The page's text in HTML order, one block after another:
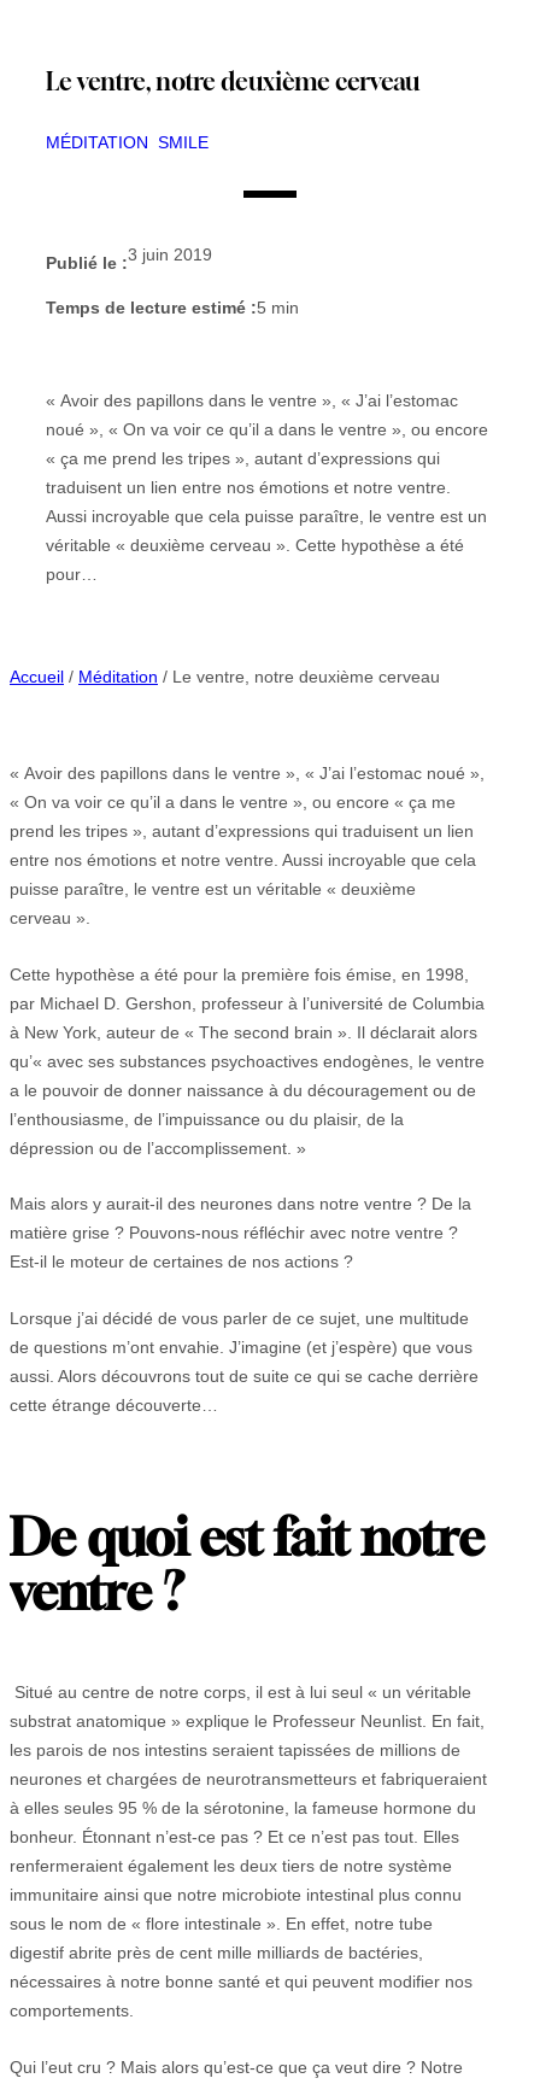
Le ventre, notre deuxième cerveau
MÉDITATION SMILE
Publié le :3 juin 2019
Temps de lecture estimé :5 min
« Avoir des papillons dans le ventre », « J’ai l’estomac
noué », « On va voir ce qu’il a dans le ventre », ou encore
« ça me prend les tripes », autant d’expressions qui
traduisent un lien entre nos émotions et notre ventre.
Aussi incroyable que cela puisse paraître, le ventre est un
véritable « deuxième cerveau ». Cette hypothèse a été
pour…
Accueil / Méditation / Le ventre, notre deuxième cerveau
« Avoir des papillons dans le ventre », « J’ai l’estomac noué »,
« On va voir ce qu’il a dans le ventre », ou encore « ça me
prend les tripes », autant d’expressions qui traduisent un lien
entre nos émotions et notre ventre. Aussi incroyable que cela
puisse paraître, le ventre est un véritable « deuxième
cerveau ».
Cette hypothèse a été pour la première fois émise, en 1998,
par Michael D. Gershon, professeur à l’université de Columbia
à New York, auteur de « The second brain ». Il déclarait alors
qu’« avec ses substances psychoactives endogènes, le ventre
a le pouvoir de donner naissance à du découragement ou de
l’enthousiasme, de l’impuissance ou du plaisir, de la
dépression ou de l’accomplissement. »
Mais alors y aurait-il des neurones dans notre ventre ? De la
matière grise ? Pouvons-nous réfléchir avec notre ventre ?
Est-il le moteur de certaines de nos actions ?
Lorsque j’ai décidé de vous parler de ce sujet, une multitude
de questions m’ont envahie. J’imagine (et j’espère) que vous
aussi. Alors découvrons tout de suite ce qui se cache derrière
cette étrange découverte…
De quoi est fait notre
ventre ?
Situé au centre de notre corps, il est à lui seul « un véritable
substrat anatomique » explique le Professeur Neunlist. En fait,
les parois de nos intestins seraient tapissées de millions de
neurones et chargées de neurotransmetteurs et fabriqueraient
à elles seules 95 % de la sérotonine, la fameuse hormone du
bonheur. Étonnant n’est-ce pas ? Et ce n’est pas tout. Elles
renfermeraient également les deux tiers de notre système
immunitaire ainsi que notre microbiote intestinal plus connu
sous le nom de « flore intestinale ». En effet, notre tube
digestif abrite près de cent mille milliards de bactéries,
nécessaires à notre bonne santé et qui peuvent modifier nos
comportements.
Qui l’eut cru ? Mais alors qu’est-ce que ça veut dire ? Notre